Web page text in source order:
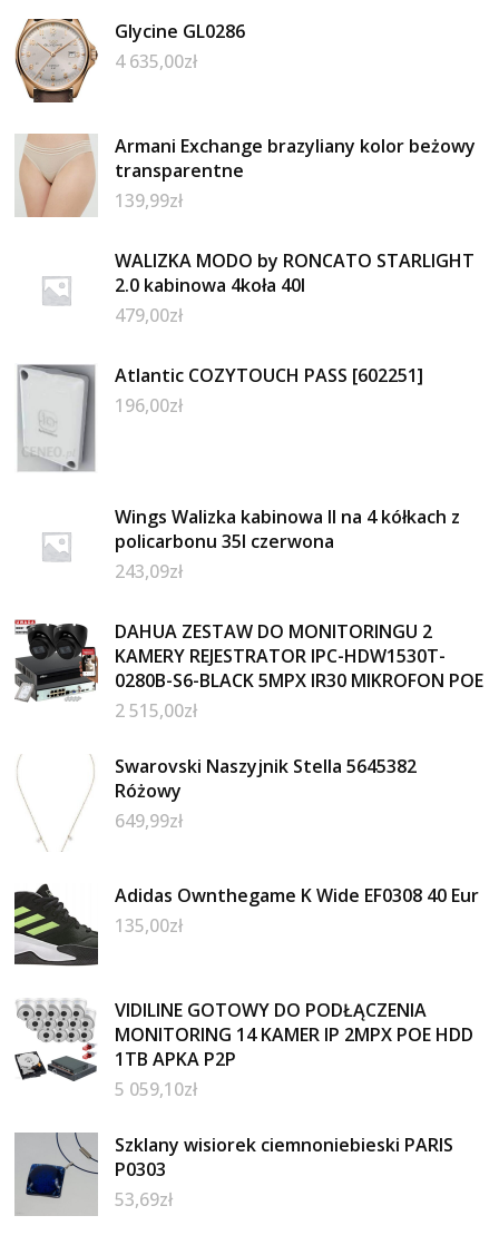
Glycine GL0286
4 635,00zł
Armani Exchange brazyliany kolor beżowy
transparentne
139,99zł
WALIZKA MODO by RONCATO STARLIGHT
2.0 kabinowa 4koła 40l
479,00zł
Atlantic COZYTOUCH PASS [602251]
196,00zł
Wings Walizka kabinowa II na 4 kółkach z
policarbonu 35l czerwona
243,09zł
DAHUA ZESTAW DO MONITORINGU 2
KAMERY REJESTRATOR IPC-HDW1530T-
0280B-S6-BLACK 5MPX IR30 MIKROFON POE
2 515,00zł
Swarovski Naszyjnik Stella 5645382
Różowy
649,99zł
Adidas Ownthegame K Wide EF0308 40 Eur
135,00zł
VIDILINE GOTOWY DO PODŁĄCZENIA
MONITORING 14 KAMER IP 2MPX POE HDD
1TB APKA P2P
5 059,10zł
Szklany wisiorek ciemnoniebieski PARIS
P0303
53,69zł